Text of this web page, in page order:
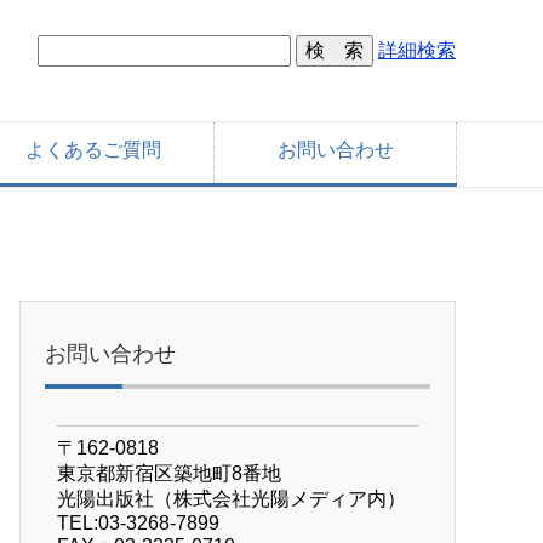
詳細検索
よくあるご質問 お問い合わせ
お問い合わせ
〒162-0818
東京都新宿区築地町8番地
光陽出版社（株式会社光陽メディア内）
TEL:03-3268-7899